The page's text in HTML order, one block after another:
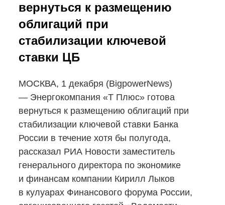
вернуться к размещению
облигаций при
стабилизации ключевой
ставки ЦБ
МОСКВА, 1 декабря (BigpowerNews)
— Энергокомпания «Т Плюс» готова
вернуться к размещению облигаций при
стабилизации ключевой ставки Банка
России в течение хотя бы полугода,
рассказал РИА Новости заместитель
генерального директора по экономике
и финансам компании Кирилл Лыков
в кулуарах Финансового форума России,